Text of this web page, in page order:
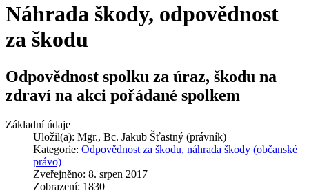
Náhrada škody, odpovědnost
za škodu
Odpovědnost spolku za úraz, škodu na
zdraví na akci pořádané spolkem
Základní údaje
Uložil(a): Mgr., Bc. Jakub Šťastný (právník)
Kategorie: Odpovědnost za škodu, náhrada škody (občanské
právo)
Zveřejněno: 8. srpen 2017
Zobrazení: 1830